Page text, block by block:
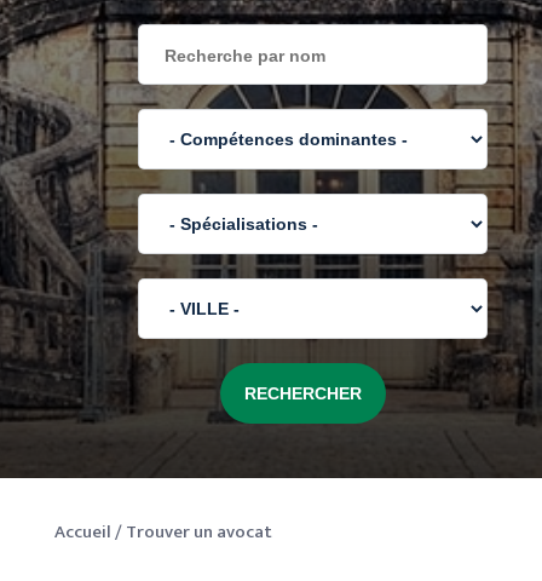
Accueil/Trouver un avocat